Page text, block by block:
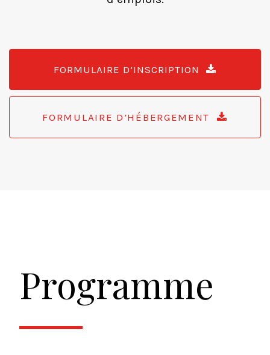
FORMULAIRE D’INSCRIPTION
FORMULAIRE D’HÉBERGEMENT
Programme